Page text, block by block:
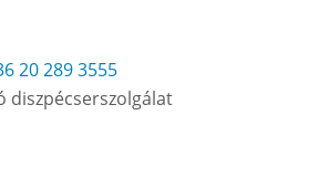
20 289 3555
diszpécserszolgálat